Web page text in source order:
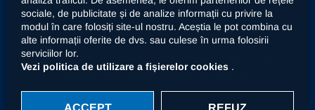
Universitatea „Vasile Alecsandri” din Bacău prelucrează
datele dumneavoastră cu caracter personal, respectiv
imaginea prin mijloace automatizate. Accesați
privind prelucrarea datelor cu caracter
personal.
sociale, de publicitate și de analize informații cu privire la
modul în care folosiți site-ul nostru. Aceștia le pot combina cu
alte informații oferite de dvs. sau culese în urma folosirii
serviciilor lor.
Vezi politica de utilizare a fișierelor cookies .
ACCEPT REFUZ